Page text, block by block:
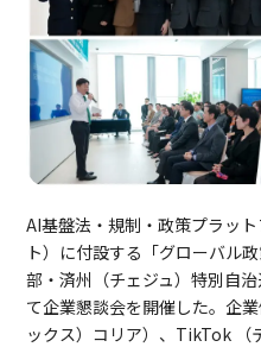
AI基盤法・規制・政策プラッ
ト）に付設する「グローバル
部・済州（チェジュ）特別自
て企業懇談会を開催した。企
ックス）コリア）、TikTok （